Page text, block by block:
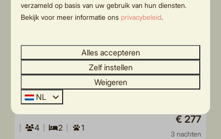
8,4
Vanaf
€ 277
3 nachten
Cosy cabin | 4 personen
4
2
1
verzameld op basis van uw gebruik van hun diensten.
Bekijk voor meer informatie ons privacybeleid.
Alles accepteren
Zelf instellen
Weigeren
NL